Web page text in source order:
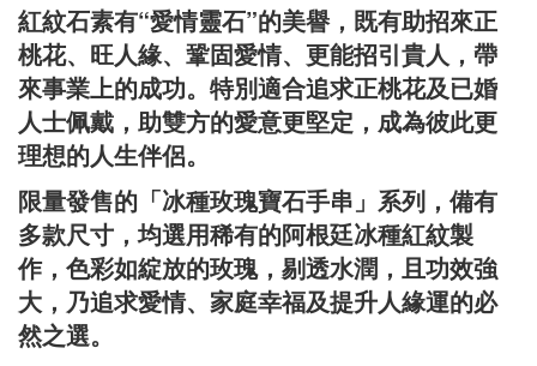
紅紋石素有“愛情靈石”的美譽，既有助招來正
桃花、旺人緣、鞏固愛情、更能招引貴人，帶
來事業上的成功。特別適合追求正桃花及已婚
人士佩戴，助雙方的愛意更堅定，成為彼此更
理想的人生伴侶。
限量發售的「冰種玫瑰寶石手串」系列，備有
多款尺寸，均選用稀有的阿根廷冰種紅紋製
作，色彩如綻放的玫瑰，剔透水潤，且功效強
大，乃追求愛情、家庭幸福及提升人緣運的必
然之選。